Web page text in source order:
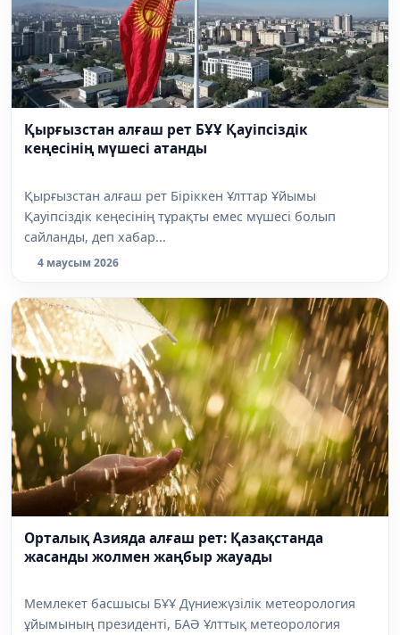
Қырғызстан алғаш рет БҰҰ Қауіпсіздік
кеңесінің мүшесі атанды
Қырғызстан алғаш рет Біріккен Ұлттар Ұйымы
Қауіпсіздік кеңесінің тұрақты емес мүшесі болып
сайланды, деп хабар...
4 маусым 2026
Орталық Азияда алғаш рет: Қазақстанда
жасанды жолмен жаңбыр жауады
Мемлекет басшысы БҰҰ Дүниежүзілік метеорология
ұйымының президенті, БАӘ Ұлттық метеорология